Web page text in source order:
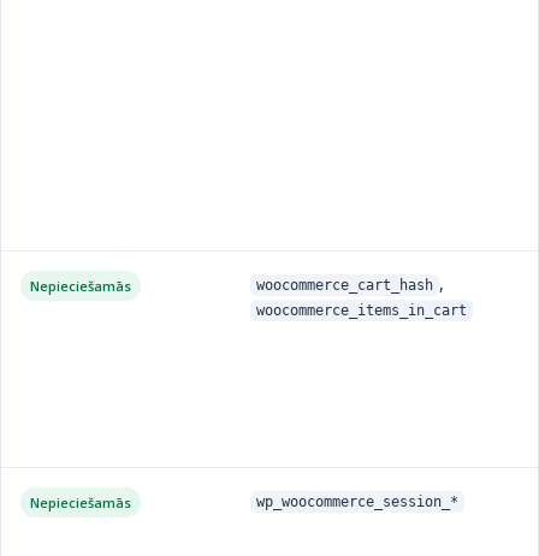
Nepieciešamās woocommerce_cart_hash ,
woocommerce_items_in_cart
Nepieciešamās wp_woocommerce_session_*